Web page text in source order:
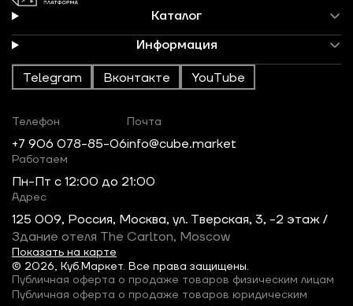
Каталог
Информация
Telegram Вконтакте YouTube
© 2026, Куб.Маркет. Все права защищены.
Телефон
+7 906 078-85-06
Почта
info@cube.market
Работаем
Пн-Пт c 12:00 до 21:00
Адрес
125 009, Россия, Москва, ул. Тверская, 3, -2 этаж /
Здание отеля The Carlton, Moscow
Показать на карте
Публичная оферта о продаже товаров физическим лицам
Публичная оферта о продаже товаров юридическим